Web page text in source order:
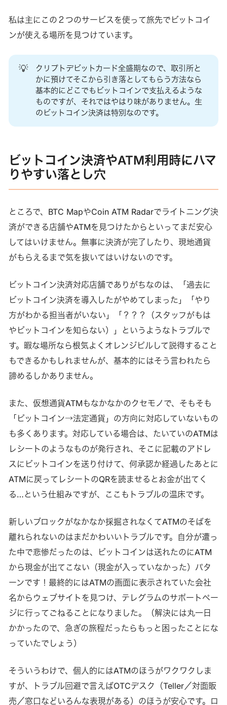
私は主にこの２つのサービスを使って旅先でビットコイ
ンが使える場所を見つけています。
💡
クリプトデビットカード全盛期なので、取引所と
かに預けてそこから引き落としてもらう方法なら
基本的にどこでもビットコインで支払えるような
ものですが、それではやはり味がありません。生
のビットコイン決済は特別なのです。
ビットコイン決済やATM利用時にハマ
りやすい落とし穴
ところで、BTC MapやCoin ATM Radarでライトニング決
済ができる店舗やATMを見つけたからといってまだ安心
してはいけません。無事に決済が完了したり、現地通貨
がもらえるまで気を抜いてはいけないのです。
ビットコイン決済対応店舗でありがちなのは、「過去に
ビットコイン決済を導入したがやめてしまった」「やり
方がわかる担当者がいない」「？？？（スタッフがもは
やビットコインを知らない）」というようなトラブルで
す。暇な場所なら根気よくオレンジピルして説得すること
もできるかもしれませんが、基本的にはそう言われたら
諦めるしかありません。
また、仮想通貨ATMもなかなかのクセモノで、そもそも
「ビットコイン→法定通貨」の方向に対応していないもの
も多くあります。対応している場合は、たいていのATMは
レシートのようなものが発行され、そこに記載のアドレ
スにビットコインを送り付けて、何承認か経過したあとに
ATMに戻ってレシートのQRを読ませるとお金が出てく
る…という仕組みですが、ここもトラブルの温床です。
新しいブロックがなかなか採掘されなくてATMのそばを
離れられないのはまだかわいいトラブルです。自分が遭っ
た中で悲惨だったのは、ビットコインは送れたのにATM
から現金が出てこない（現金が入っていなかった）パタ
ーンです！最終的にはATMの画面に表示されていた会社
名からウェブサイトを見つけ、テレグラムのサポートペー
ジに行ってごねることになりました。（解決には丸一日
かかったので、急ぎの旅程だったらもっと困ったことにな
っていたでしょう）
そういうわけで、個人的にはATMのほうがワクワクしま
すが、トラブル回避で言えばOTCデスク（Teller／対面販
売／窓口などいろんな表現がある）のほうが安心です。ロ